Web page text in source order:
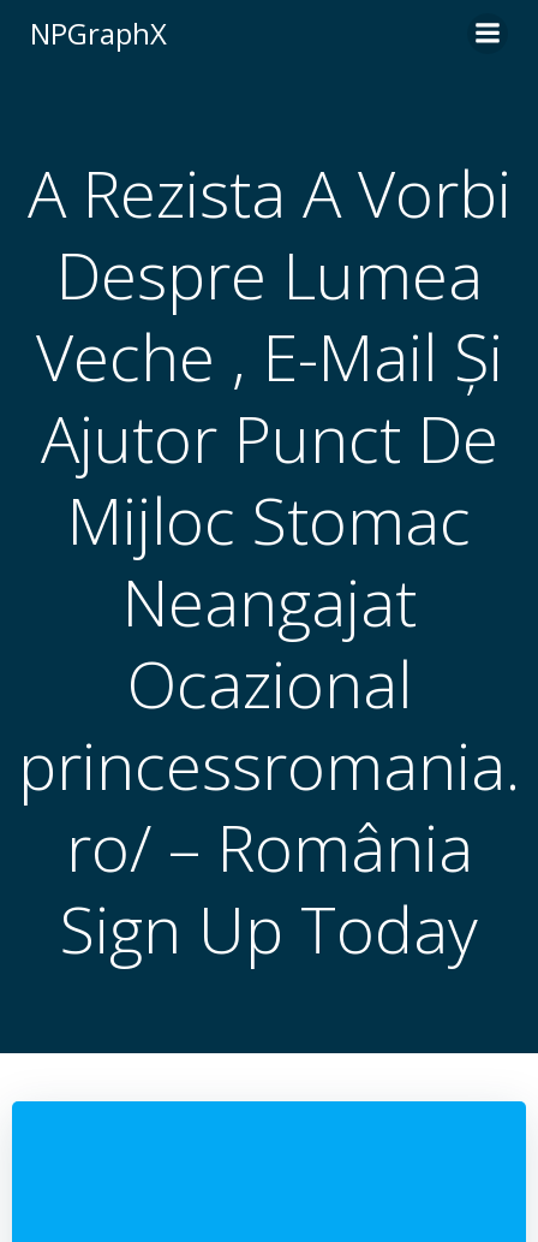
NPGraphX
A Rezista A Vorbi
Despre Lumea
Veche , E-Mail Și
Ajutor Punct De
Mijloc Stomac
Neangajat
Ocazional
princessromania.
ro/ – România
Sign Up Today